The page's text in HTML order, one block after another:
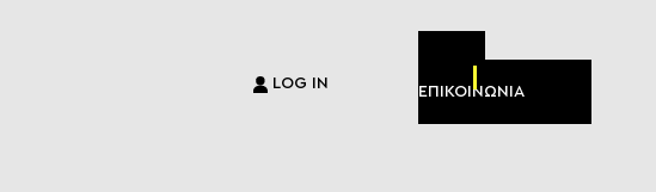
LOG IN ΕΠΙΚΟΙΝΩΝΙΑ